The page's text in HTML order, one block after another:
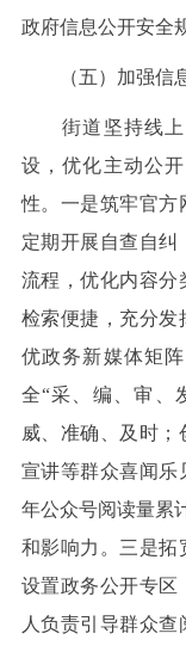
政府信息公开安全
（五）加强信息
街道坚持线上
设，优化主动公
性。一是筑牢官方
定期开展自查自
流程，优化内容分
检索便捷，充分发
优政务新媒体矩
全“采、编、审、
威、准确、及时
宣讲等群众喜闻乐
年公众号阅读量累
和影响力。三是拓
设置政务公开专区
人负责引导群众